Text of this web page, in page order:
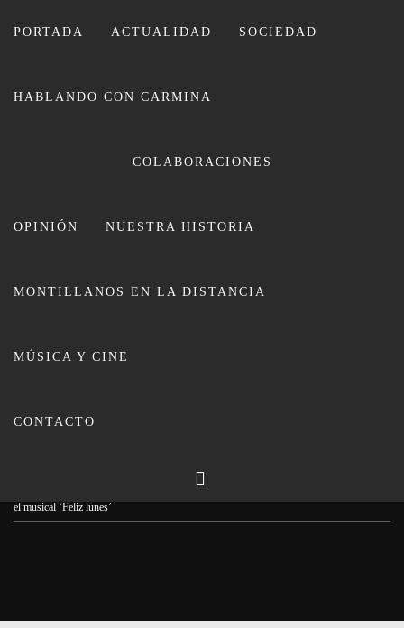
PORTADA ACTUALIDAD SOCIEDAD
HABLANDO CON CARMINA
COLABORACIONES
OPINIÓN NUESTRA HISTORIA
MONTILLANOS EN LA DISTANCIA
MÚSICA Y CINE
CONTACTO
CARMINA LEIVA
El dramaturgo montillano Romeo
el musical ‘Feliz lunes’